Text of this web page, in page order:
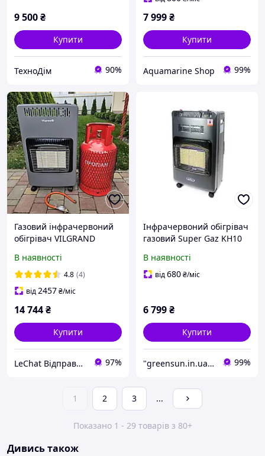
9 500₴
Купити
ТехноДім 90%
7 999₴
Купити
Aquamarine Shop 99%
Газовий інфрачервоний
обігрівач VILGRAND
редуктор, шланг
В наявності
4.8 (4)
від2457₴/міс
14 744₴
Купити
LeChat Відправка від 1 до 5 днів! На деякі товари може бути передплата! 97%
Інфрачервоний обігрівач
газовий Super Gaz KH10
обігрівач з вентилятором
ІЧ обігрівач для теплиці
В наявності
від680₴/міс
6 799₴
Купити
"greensun.in.ua": Товари для облаштування дому та присадибної ділянки! 99%
1 2 3 ...
Показано 1 - 29 товарів з 80+
Дивись також